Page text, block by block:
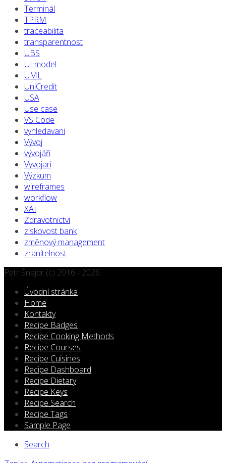
Terminál
TPRM
traceabilita
transparentnost
UBS
UI model
UML
UniCredit
USA
Use case
VS Code
vyhledavani
Vývoj
vývojáři
Vyvojari
Výzkum
wireframes
workflow
XAI
Zdravotnictvi
ziskovost bank
změnový management
zranitelnost
Petr Šnajdr (c) 2016 - 2026
Úvodní stránka
Home
Kontakty
Recipe Badges
Recipe Cooking Methods
Recipe Courses
Recipe Cuisines
Recipe Dashboard
Recipe Dietary
Recipe Keys
Recipe Search
Recipe Tags
Sample Page
Secondary
navigation
Search